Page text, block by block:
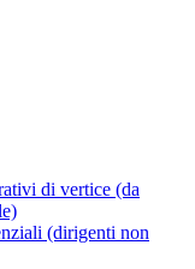
di vertice (da
(dirigenti non